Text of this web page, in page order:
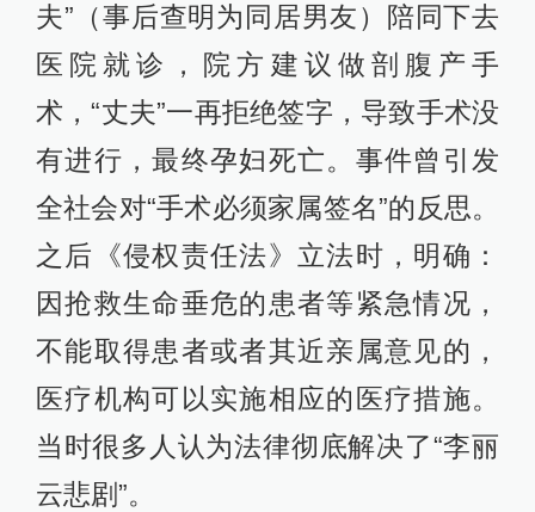
夫”（事后查明为同居男友）陪同下去
医院就诊，院方建议做剖腹产手
术，“丈夫”一再拒绝签字，导致手术没
有进行，最终孕妇死亡。事件曾引发
全社会对“手术必须家属签名”的反思。
之后《侵权责任法》立法时，明确：
因抢救生命垂危的患者等紧急情况，
不能取得患者或者其近亲属意见的，
医疗机构可以实施相应的医疗措施。
当时很多人认为法律彻底解决了“李丽
云悲剧”。